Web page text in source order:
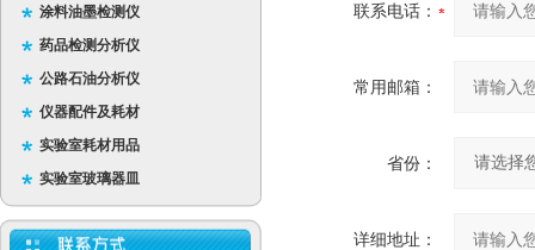
涂料油墨检测仪
药品检测分析仪
公路石油分析仪
仪器配件及耗材
实验室耗材用品
实验室玻璃器皿
联系电话：
常用邮箱：
省份：
详细地址：